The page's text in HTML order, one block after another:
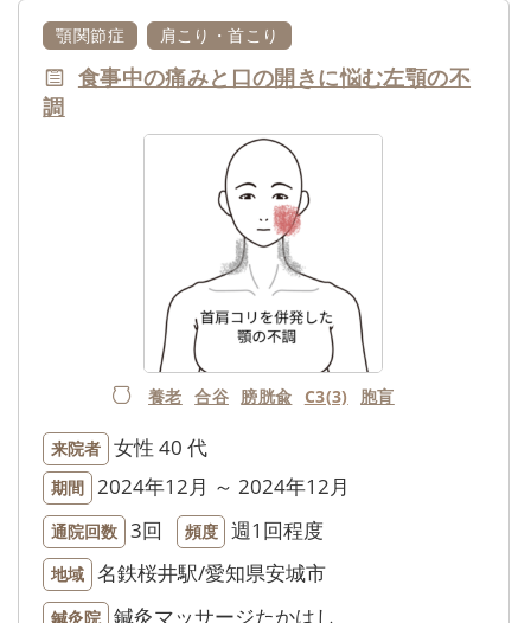
顎関節症 肩こり・首こり
食事中の痛みと口の開きに悩む左顎の不
調
養老 合谷 膀胱兪 C3(3) 胞肓
来院者 女性 40 代
期間 2024年12月 ～ 2024年12月
通院回数 3回 頻度 週1回程度
地域 名鉄桜井駅/愛知県安城市
鍼灸院 鍼灸マッサージたかはし